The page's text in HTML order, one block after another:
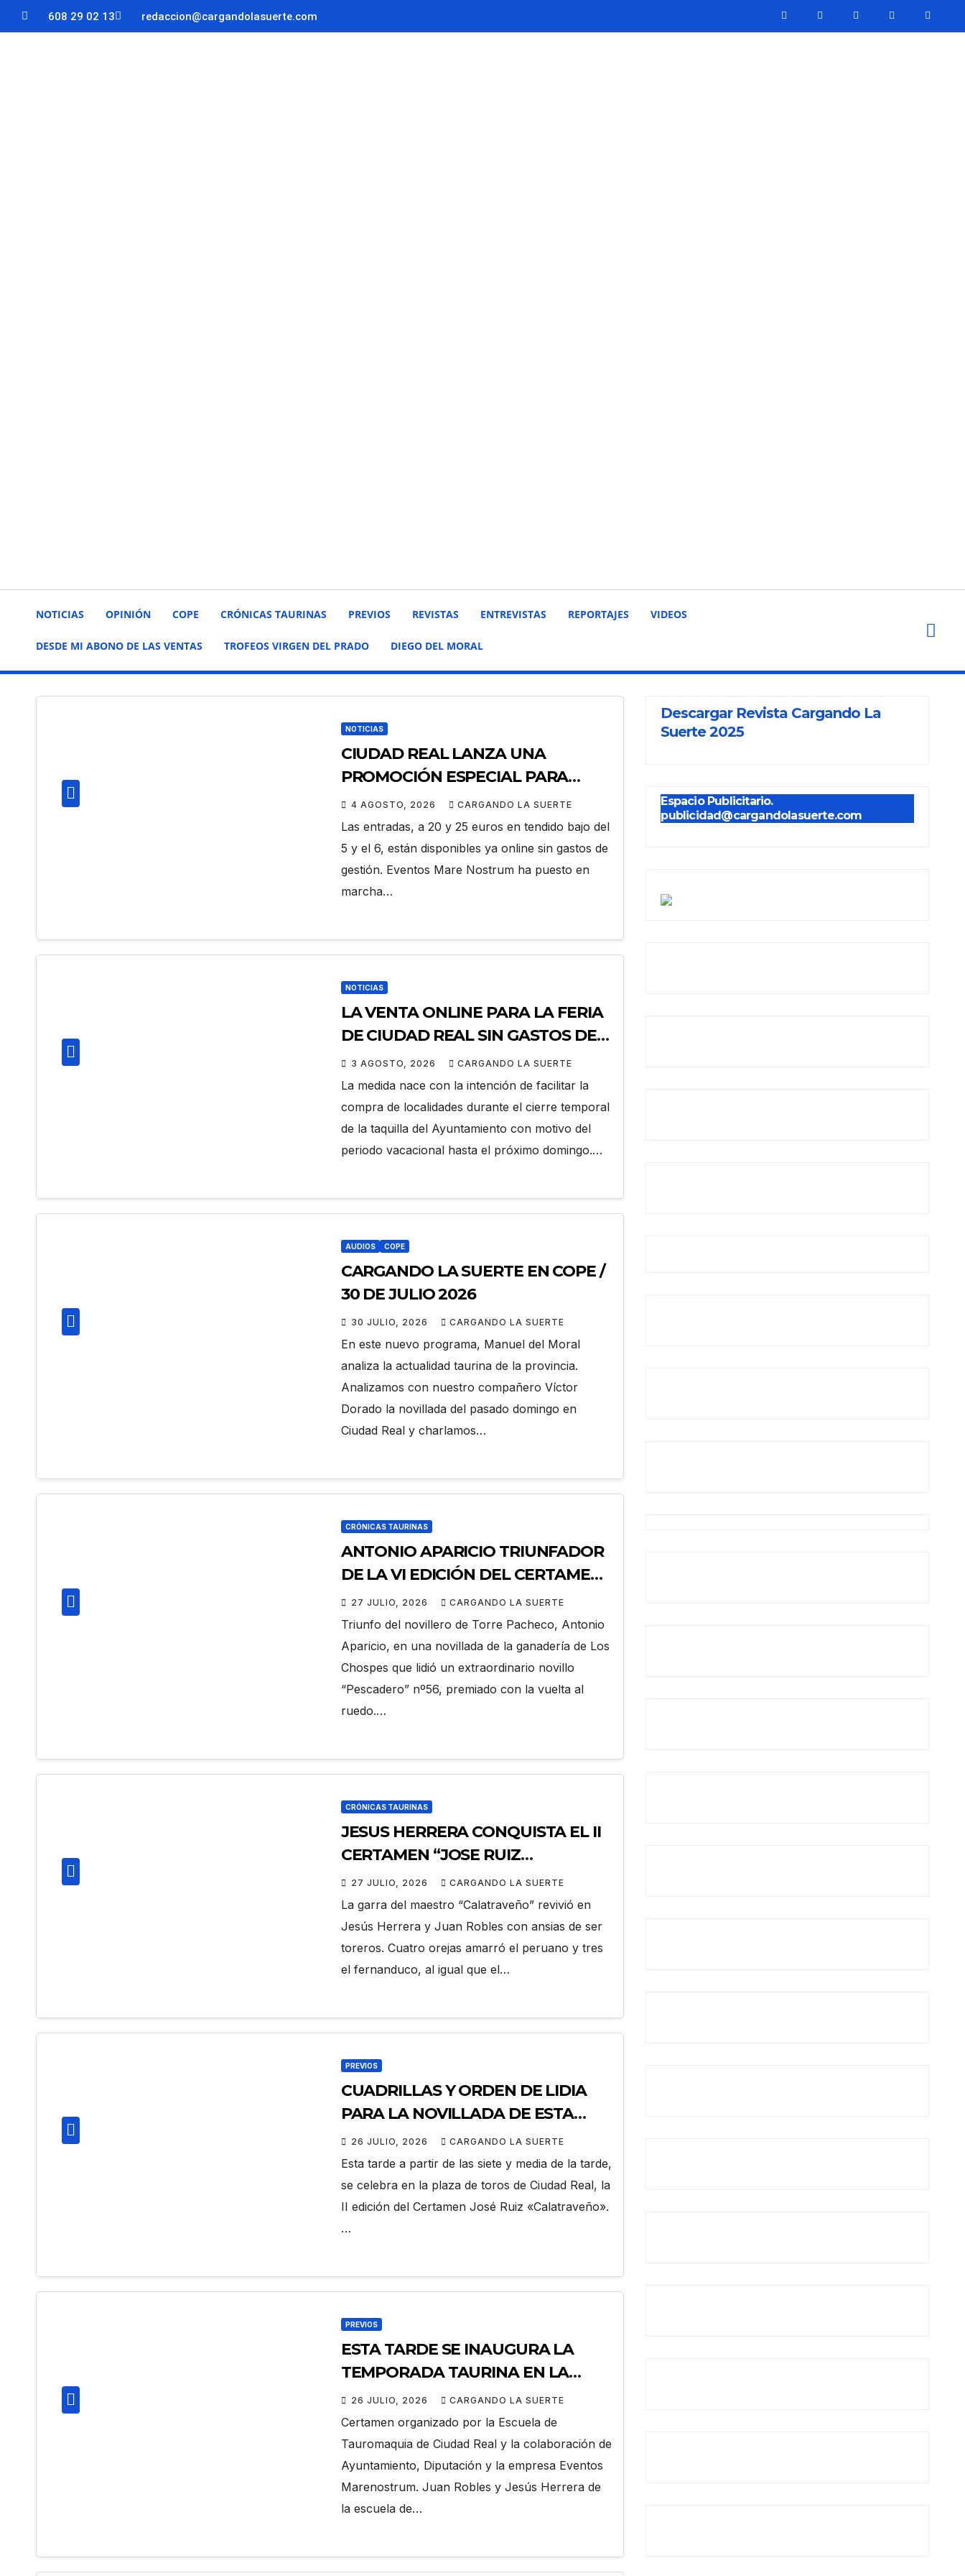
608 29 02 13 redaccion@cargandolasuerte.com
NOTICIAS OPINIÓN COPE CRÓNICAS TAURINAS PREVIOS REVISTAS ENTREVISTAS REPORTAJES VIDEOS
DESDE MI ABONO DE LAS VENTAS TROFEOS VIRGEN DEL PRADO DIEGO DEL MORAL
NOTICIAS
CIUDAD REAL LANZA UNA
PROMOCIÓN ESPECIAL PARA
JÓVENES MENORES DE 25 AÑOS
EN LAS DOS GRANDES CITAS DEL
ABONO
4 AGOSTO, 2026 CARGANDO LA SUERTE
Las entradas, a 20 y 25 euros en tendido bajo del
5 y el 6, están disponibles ya online sin gastos de
gestión. Eventos Mare Nostrum ha puesto en
marcha…
NOTICIAS
LA VENTA ONLINE PARA LA FERIA
DE CIUDAD REAL SIN GASTOS DE
GESTION HASTA EL DOMINGO
3 AGOSTO, 2026 CARGANDO LA SUERTE
La medida nace con la intención de facilitar la
compra de localidades durante el cierre temporal
de la taquilla del Ayuntamiento con motivo del
periodo vacacional hasta el próximo domingo.…
AUDIOS COPE
CARGANDO LA SUERTE EN COPE /
30 DE JULIO 2026
30 JULIO, 2026 CARGANDO LA SUERTE
En este nuevo programa, Manuel del Moral
analiza la actualidad taurina de la provincia.
Analizamos con nuestro compañero Víctor
Dorado la novillada del pasado domingo en
Ciudad Real y charlamos…
CRÓNICAS TAURINAS
ANTONIO APARICIO TRIUNFADOR
DE LA VI EDICIÓN DEL CERTAMEN
«VILLA DE LA SOLANA»
27 JULIO, 2026 CARGANDO LA SUERTE
Triunfo del novillero de Torre Pacheco, Antonio
Aparicio, en una novillada de la ganadería de Los
Chospes que lidió un extraordinario novillo
“Pescadero” nº56, premiado con la vuelta al
ruedo.…
CRÓNICAS TAURINAS
JESUS HERRERA CONQUISTA EL II
CERTAMEN “JOSE RUIZ
CALATRAVEÑO”
27 JULIO, 2026 CARGANDO LA SUERTE
La garra del maestro “Calatraveño” revivió en
Jesús Herrera y Juan Robles con ansias de ser
toreros. Cuatro orejas amarró el peruano y tres
el fernanduco, al igual que el…
PREVIOS
CUADRILLAS Y ORDEN DE LIDIA
PARA LA NOVILLADA DE ESTA
TARDE EN CIUDAD REAL
26 JULIO, 2026 CARGANDO LA SUERTE
Esta tarde a partir de las siete y media de la tarde,
se celebra en la plaza de toros de Ciudad Real, la
II edición del Certamen José Ruiz «Calatraveño».
…
PREVIOS
ESTA TARDE SE INAUGURA LA
TEMPORADA TAURINA EN LA
CAPITAL, CON LA FINAL DEL
CERTAMEN JOSÉ RUIZ
«CALATRAVEÑO»
26 JULIO, 2026 CARGANDO LA SUERTE
Certamen organizado por la Escuela de
Tauromaquia de Ciudad Real y la colaboración de
Ayuntamiento, Diputación y la empresa Eventos
Marenostrum. Juan Robles y Jesús Herrera de
la escuela de…
Descargar Revista Cargando La
Suerte 2025
Espacio Publicitario.
publicidad@cargandolasuerte.com